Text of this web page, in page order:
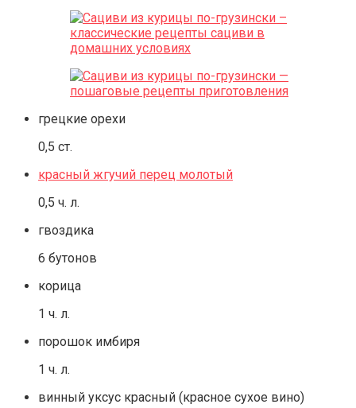
грецкие орехи
0,5 ст.
красный жгучий перец молотый
0,5 ч. л.
гвоздика
6 бутонов
корица
1 ч. л.
порошок имбиря
1 ч. л.
винный уксус красный (красное сухое вино)